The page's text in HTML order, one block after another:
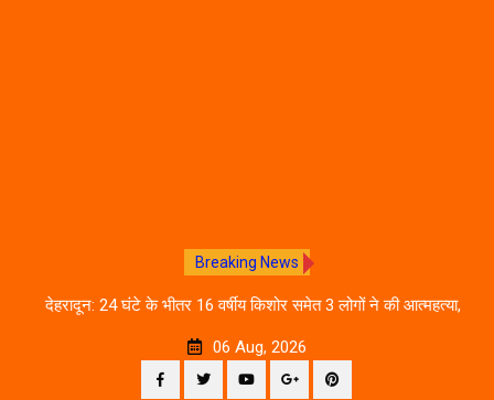
Breaking News
देहरादून: 24 घंटे के भीतर 16 वर्षीय किशोर समेत 3 लोगों ने की आत्महत्या,
06 Aug, 2026